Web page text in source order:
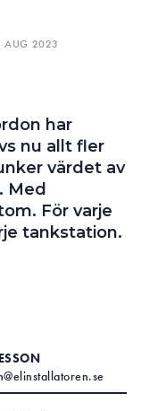
AUG 2023
har
nu allt fler
värdet av
Med
För varje
tankstation.